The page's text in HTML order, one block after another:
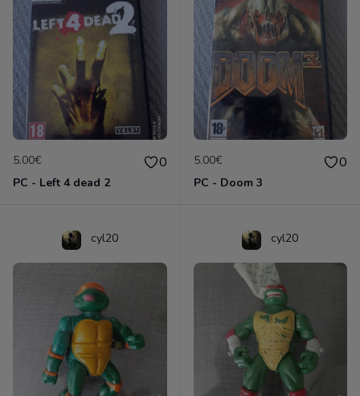
5.00€ 0
PC - Left 4 dead 2
5.00€ 0
PC - Doom 3
cyl20 cyl20